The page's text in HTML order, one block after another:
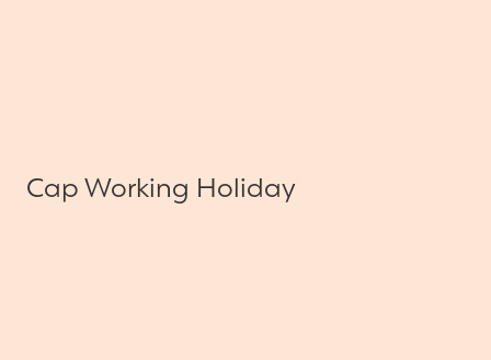
Cap Working Holiday